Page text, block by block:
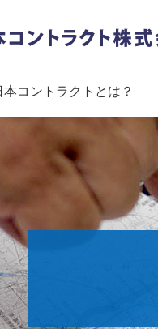
本コントラクトとは？
社長挨拶